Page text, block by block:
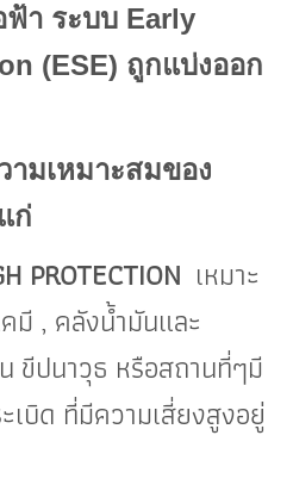
า ระบบ Early
(ESE) ถูกแบ่งออก
มเหมาะสมของ
ก่
PROTECTION เหมาะ
มี , คลังน้ำมันและ
ขีปนาวุธ หรือสถานที่ๆมี
เบิด ที่มีความเสี่ยงสูงอยู่